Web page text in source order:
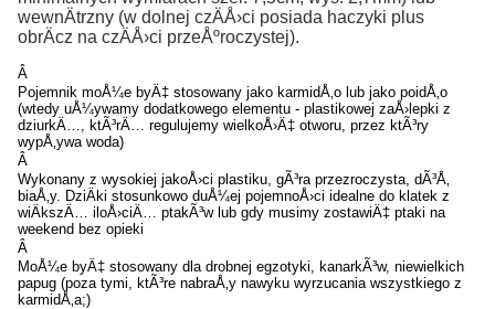
wewnÄtrzny (w dolnej czÄÅ›ci posiada haczyki plus
obrÄcz na czÄÅ›ci przeÅºroczystej).
Â
Pojemnik moÅ¼e byÄ‡ stosowany jako karmidÅ‚o lub jako poidÅ‚o
(wtedy uÅ¼ywamy dodatkowego elementu - plastikowej zaÅ›lepki z
dziurkÄ…, ktÃ³rÄ… regulujemy wielkoÅ›Ä‡ otworu, przez ktÃ³ry
wypÅ‚ywa woda)
Â
Wykonany z wysokiej jakoÅ›ci plastiku, gÃ³ra przezroczysta, dÃ³Å‚
biaÅ‚y. DziÄki stosunkowo duÅ¼ej pojemnoÅ›ci idealne do klatek z
wiÄkszÄ… iloÅ›ciÄ… ptakÃ³w lub gdy musimy zostawiÄ‡ ptaki na
weekend bez opieki
Â
MoÅ¼e byÄ‡ stosowany dla drobnej egzotyki, kanarkÃ³w, niewielkich
papug (poza tymi, ktÃ³re nabraÅ‚y nawyku wyrzucania wszystkiego z
karmidÅ‚a;)